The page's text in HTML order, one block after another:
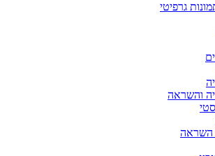
גרפיטי
והשראה
השראה